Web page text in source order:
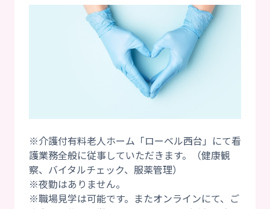
※介護付有料老人ホーム「ローベル西台」にて看
護業務全般に従事していただきます。（健康観
察、バイタルチェック、服薬管理）
※夜勤はありません。
※職場見学は可能です。またオンラインにて、ご